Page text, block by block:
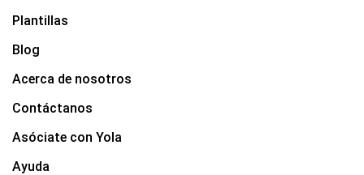
Plantillas
Blog
Acerca de nosotros
Contáctanos
Asóciate con Yola
Ayuda